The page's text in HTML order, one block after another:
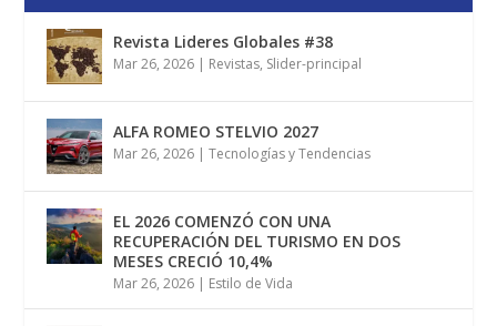
Revista Lideres Globales #38
Mar 26, 2026 | Revistas, Slider-principal
ALFA ROMEO STELVIO 2027
Mar 26, 2026 |Tecnologías y Tendencias
EL 2026 COMENZÓ CON UNA
RECUPERACIÓN DEL TURISMO EN DOS
MESES CRECIÓ 10,4%
Mar 26, 2026 | Estilo de Vida